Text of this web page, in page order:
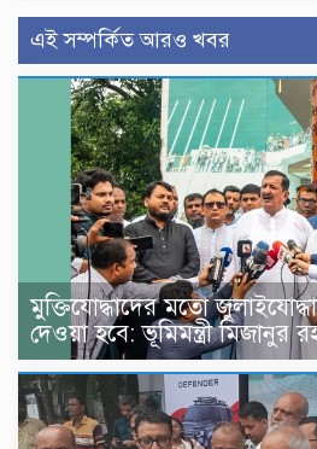
এই সম্পর্কিত আরও খবর
মুক্তিযোদ্ধাদের মতো
দেওয়া হবে: ভূমিমন্ত্রী মিজানুর